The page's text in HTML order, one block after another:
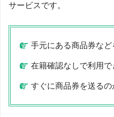
サービスです。
手元にある商品券な
在籍確認なしで利用
すぐに商品券を送るの